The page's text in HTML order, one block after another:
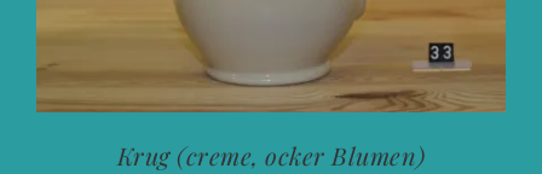
Krug (creme, ocker Blumen)